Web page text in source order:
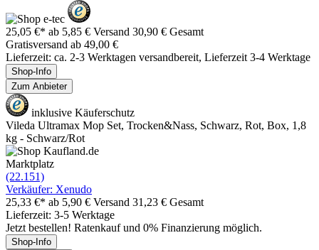
25,05 €* ab 5,85 € Versand 30,90 € Gesamt
Gratisversand ab 49,00 €
Lieferzeit: ca. 2-3 Werktagen versandbereit, Lieferzeit 3-4 Werktage
Shop-Info
Zum Anbieter
inklusive Käuferschutz
Vileda Ultramax Mop Set, Trocken&Nass, Schwarz, Rot, Box, 1,8
kg - Schwarz/Rot
Marktplatz
(22.151)
Verkäufer: Xenudo
25,33 €* ab 5,90 € Versand 31,23 € Gesamt
Lieferzeit: 3-5 Werktage
Jetzt bestellen! Ratenkauf und 0% Finanzierung möglich.
Shop-Info